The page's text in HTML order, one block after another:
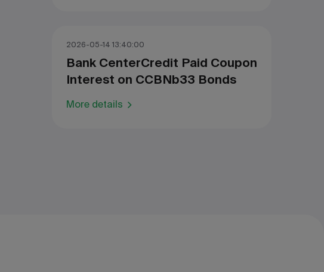
2026-05-14 13:40:00
Bank CenterCredit Paid Coupon
Interest on CCBNb33 Bonds
More details